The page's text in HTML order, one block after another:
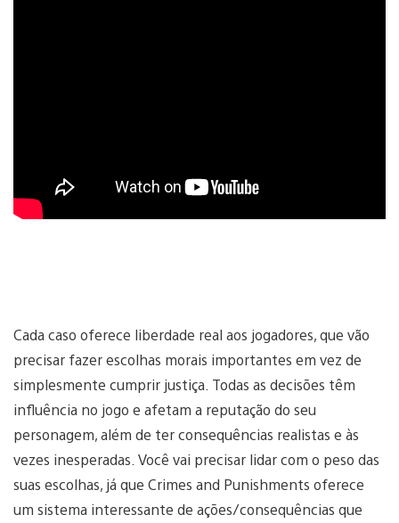
Cada caso oferece liberdade real aos jogadores, que vão
precisar fazer escolhas morais importantes em vez de
simplesmente cumprir justiça. Todas as decisões têm
influência no jogo e afetam a reputação do seu
personagem, além de ter consequências realistas e às
vezes inesperadas. Você vai precisar lidar com o peso das
suas escolhas, já que Crimes and Punishments oferece
um sistema interessante de ações/consequências que